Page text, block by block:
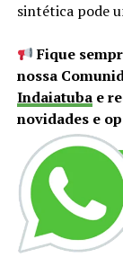
sintética pode
Fique
nossa
Indaiatubae
novidades e